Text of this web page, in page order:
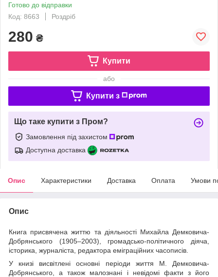
Готово до відправки
Код: 8663
Роздріб
280 ₴
Купити
або
Купити з
Що таке купити з Пром?
Замовлення під захистом
Доступна доставка
Опис Характеристики Доставка Оплата Умови
Опис
Книга присвячена життю та діяльності Михайла Демковича-
Добрянського (1905–2003), громадсько-політичного діяча,
історика, журналіста, редактора еміграційних часописів.
У книзі висвітлені основні періоди життя М. Демковича-
Добрянського, а також малознані і невідомі факти з його